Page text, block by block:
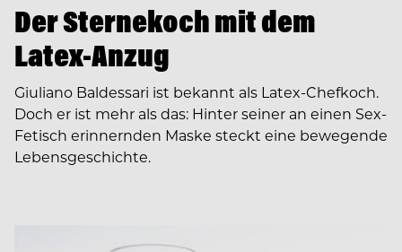
Der Sternekoch mit dem
Latex-Anzug
Giuliano Baldessari ist bekannt als Latex-Chefkoch.
Doch er ist mehr als das: Hinter seiner an einen Sex-
Fetisch erinnernden Maske steckt eine bewegende
Lebensgeschichte.